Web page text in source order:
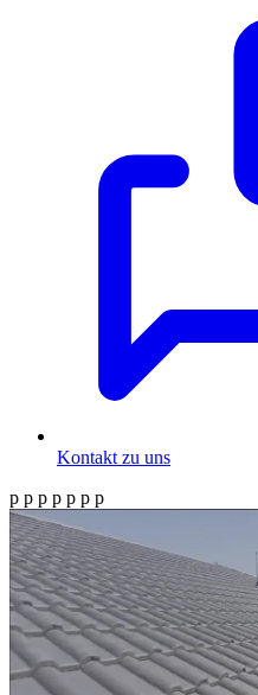
Kontakt zu uns
p p p p p p p